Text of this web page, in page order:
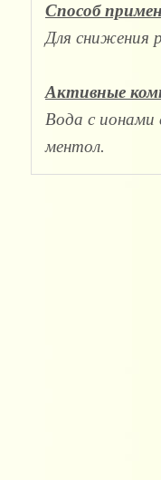
Способ
Для снижения
Активные
Вода с ионами
ментол.